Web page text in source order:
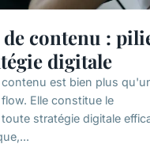
contenu :
digitale
contenu est bien plus
Elle constitue le
stratégie digitale